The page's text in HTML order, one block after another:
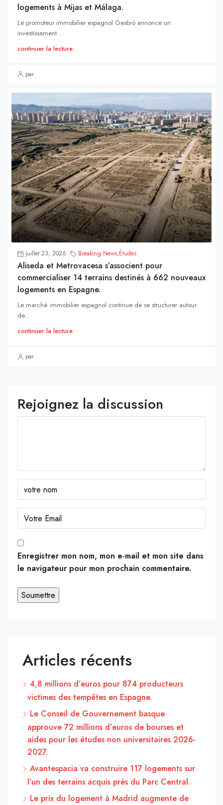
logements à Mijas et Málaga.
Le promoteur immobilier espagnol Gesbró annonce un
investissement...
continuer la lecture
par
juillet 23, 2026 Breaking News,Études
Aliseda et Metrovacesa s’associent pour
commercialiser 14 terrains destinés à 662 nouveaux
logements en Espagne.
Le marché immobilier espagnol continue de se structurer autour
de...
continuer la lecture
par
Rejoignez la discussion
Enregistrer mon nom, mon e-mail et mon site dans
le navigateur pour mon prochain commentaire.
Articles récents
4,8 millions d’euros pour 874 producteurs
victimes des tempêtes en Espagne.
Le Conseil de Gouvernement basque
approuve 72 millions d’euros de bourses et
aides pour les études non universitaires 2026-
2027.
Avantespacia va construire 117 logements sur
l’un des terrains acquis près du Parc Central.
Le prix du logement à Madrid augmente de